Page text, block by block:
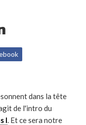
dans la tête
de l'intro du
I. Et ce sera notre